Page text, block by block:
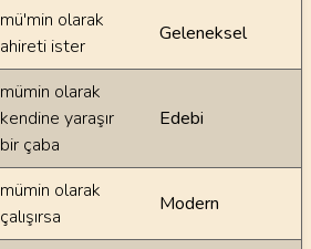
mü'min olarak
ahireti ister
Geleneksel
mümin olarak
kendine yaraşır
bir çaba
Edebi
mümin olarak
çalışırsa
Modern